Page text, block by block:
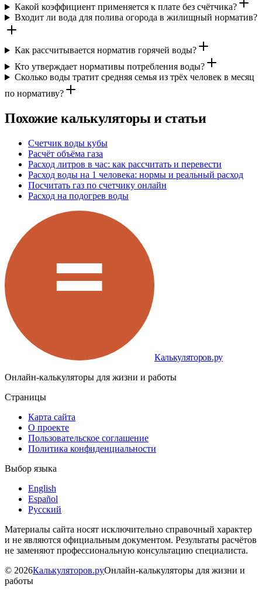
Какой коэффициент применяется к плате без счётчика?
Входит ли вода для полива огорода в жилищный норматив?
Как рассчитывается норматив горячей воды?
Кто утверждает нормативы потребления воды?
Сколько воды тратит средняя семья из трёх человек в месяц
по нормативу?
Похожие калькуляторы и статьи
Счетчик воды кубы
Расчёт объёма газа
Расход литров в час: как рассчитать и перевести
Расход воды на 1 человека: нормы и реальный расход
Посчитать газ по счетчику онлайн
Расход на подогрев воды
Калькуляторов.ру
Онлайн-калькуляторы для жизни и работы
Страницы
Карта сайта
О проекте
Пользовательское соглашение
Политика конфиденциальности
Выбор языка
English
Español
Русский
Материалы сайта носят исключительно справочный характер
и не являются официальным документом. Результаты расчётов
не заменяют профессиональную консультацию специалиста.
© 2026Калькуляторов.руОнлайн-калькуляторы для жизни и
работы